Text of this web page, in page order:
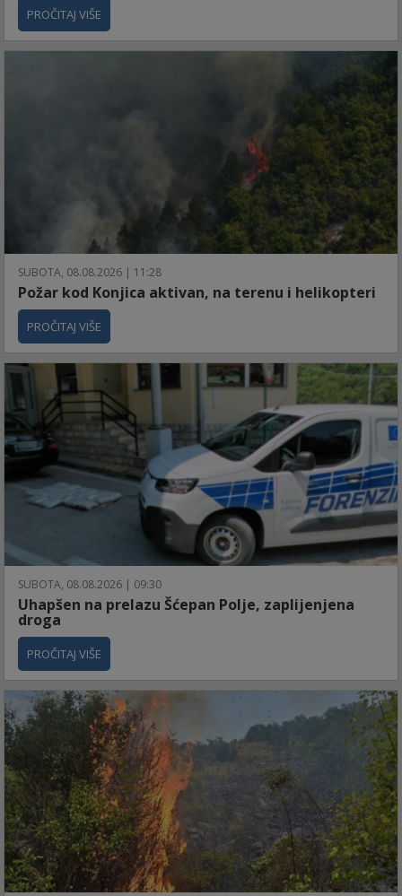
PROČITAJ VIŠE
SUBOTA, 08.08.2026 | 11:28
Požar kod Konjica aktivan, na terenu i helikopteri
PROČITAJ VIŠE
SUBOTA, 08.08.2026 | 09:30
Uhapšen na prelazu Šćepan Polje, zaplijenjena
droga
PROČITAJ VIŠE